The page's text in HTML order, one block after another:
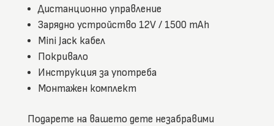
Дистанционно управление
Зарядно устройство 12V / 1500 mAh
Mini Jack кабел
Покривало
Инструкция за употреба
Монтажен комплект
Подарете на вашето дете незабравими